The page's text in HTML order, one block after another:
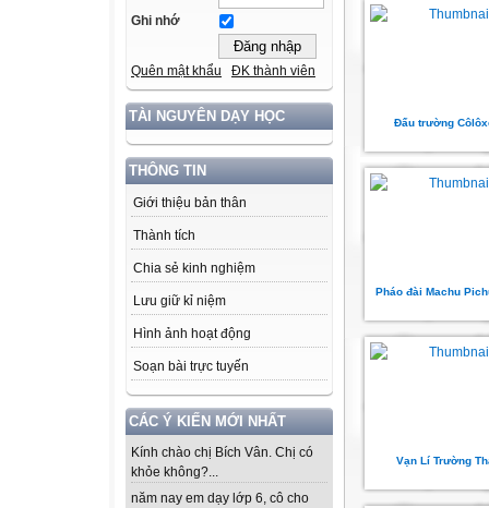
Ghi nhớ
Quên mật khẩu ĐK thành viên
TÀI NGUYÊN DẠY HỌC
THÔNG TIN
Giới thiệu bản thân
Thành tích
Chia sẻ kinh nghiệm
Lưu giữ kỉ niệm
Hình ảnh hoạt động
Soạn bài trực tuyến
CÁC Ý KIẾN MỚI NHẤT
Kính chào chị Bích Vân. Chị có
khỏe không?...
năm nay em dạy lớp 6, cô cho
Đấu trường
Pháo đài Machu
Vạn Lí Trường